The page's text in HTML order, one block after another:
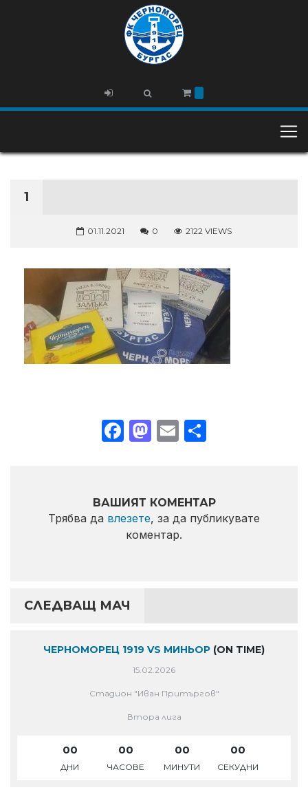
1
01.11.2021 0 2122 VIEWS
Facebook
Mastodon
Email
ВАШИЯТ КОМЕНТАР
Трябва да влезете, за да публикувате
коментар.
СЛЕДВАЩ МАЧ
ЧЕРНОМОРЕЦ 1919 VS МИНЬОР (ON TIME)
15.02.2026
Стадион "Иван Притъргов"
Втора лига
00
ДНИ
00
ЧАСОВЕ
00
МИНУТИ
00
СЕКУДНИ